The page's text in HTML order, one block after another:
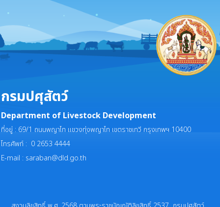
กรมปศุสัตว์
Department of Livestock Development
ที่อยู่ : 69/1 ถนนพญาไท แขวงทุ่งพญาไท เขตราชเทวี กรุงเทพฯ 10400
โทรศัพท์ : 0 2653 4444
E-mail : saraban@dld.go.th